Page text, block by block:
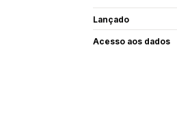
Lançado
Acesso aos dados